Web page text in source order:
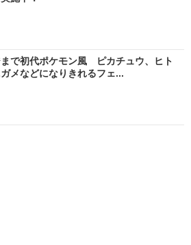
で初代ポケモン風 ピカチュウ、ヒト
メなどになりきれるフェ...